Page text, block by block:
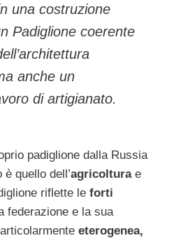
una costruzione
Padiglione coerente
anche un
di artigianato.
padiglione dalla Russia
è quello dell’agricolturae
riflette le forti
federazione e la sua
eterogenea,